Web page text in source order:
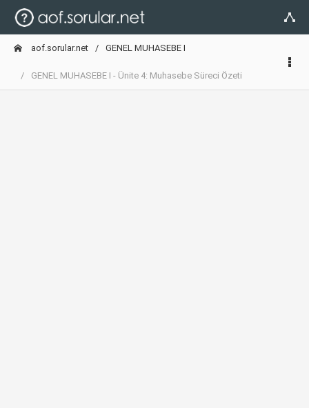
aof.sorular.net GENEL MUHASEBE I
GENEL MUHASEBE I - Ünite 4: Muhasebe Süreci Özeti